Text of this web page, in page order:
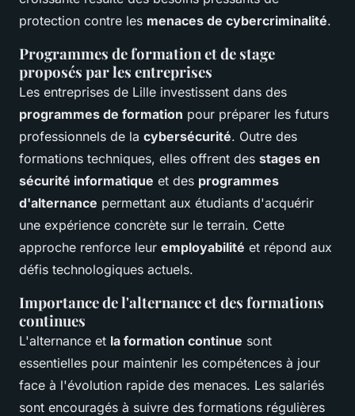
protection contre les menaces de cybercriminalité.
Programmes de formation et de stage
proposés par les entreprises
Les entreprises de Lille investissent dans des
programmes de formation pour préparer les futurs
professionnels de la cybersécurité. Outre des
formations techniques, elles offrent des stages en
sécurité informatique et des programmes
d'alternance permettant aux étudiants d'acquérir
une expérience concrète sur le terrain. Cette
approche renforce leur employabilité et répond aux
défis technologiques actuels.
Importance de l'alternance et des formations
continues
L'alternance et la formation continue sont
essentielles pour maintenir les compétences à jour
face à l'évolution rapide des menaces. Les salariés
sont encouragés à suivre des formations régulières